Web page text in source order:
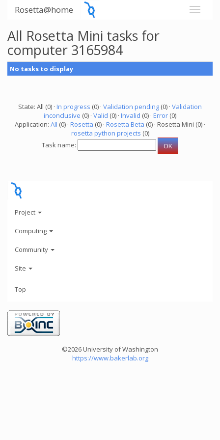
Rosetta@home
All Rosetta Mini tasks for
computer 3165984
No tasks to display
State: All (0) · In progress (0) · Validation pending (0) · Validation
inconclusive (0) · Valid (0) · Invalid (0) · Error (0)
Application: All (0) · Rosetta (0) · Rosetta Beta (0) · Rosetta Mini (0) ·
rosetta python projects (0)
Task name:
Project
Computing
Community
Site
Top
©2026 University of Washington
https://www.bakerlab.org